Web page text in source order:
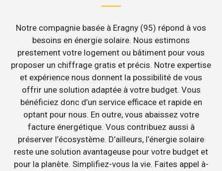
Notre compagnie basée à Eragny (95) répond à vos
besoins en énergie solaire. Nous estimons
prestement votre logement ou bâtiment pour vous
proposer un chiffrage gratis et précis. Notre expertise
et expérience nous donnent la possibilité de vous
offrir une solution adaptée à votre budget. Vous
bénéficiez donc d’un service efficace et rapide en
optant pour nous. En outre, vous abaissez votre
facture énergétique. Vous contribuez aussi à
préserver l’écosystème. D’ailleurs, l’énergie solaire
reste une solution avantageuse pour votre budget et
pour la planète. Simplifiez-vous la vie. Faites appel à-